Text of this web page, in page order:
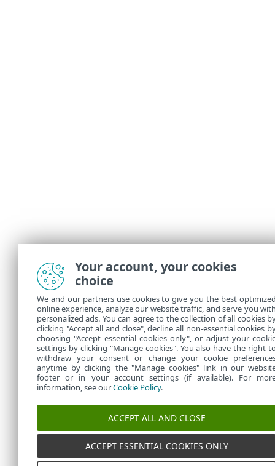
Your account, your cookies
choice
We and our partners use cookies to give you the best
online experience, analyze our website traffic, and serve you
personalized ads. You can agree to the collection of all cookies
clicking "Accept all and close", decline all non-essential cookies
choosing "Accept essential cookies only", or adjust your
settings by clicking "Manage cookies". You also have the right
withdraw your consent or change your cookie
anytime by clicking the "Manage cookies" link in our
footer or in your account settings (if available). For
information, see ourCookie Policy.
ACCEPT ALL AND CLOSE
ACCEPT ESSENTIAL COOKIES ONLY